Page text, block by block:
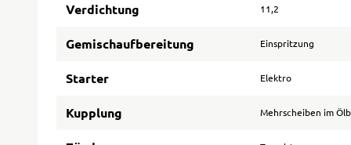
Verdichtung 11,2
Gemischaufbereitung Einspritzung
Starter Elektro
Kupplung Mehrscheiben im